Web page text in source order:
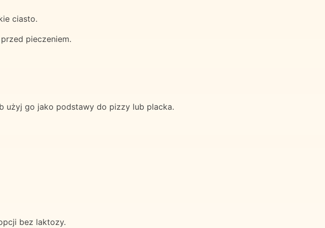
ciasto.
pieczeniem.
użyj go jako podstawy do pizzy lub placka.
bez laktozy.